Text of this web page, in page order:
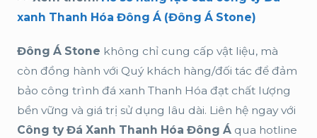
xanh Thanh Hóa Đông Á (Đông Á Stone)
Đông Á Stone không chỉ cung cấp vật liệu, mà
còn đồng hành với Quý khách hàng/đối tác để đảm
bảo công trình đá xanh Thanh Hóa đạt chất lượng
bền vững và giá trị sử dụng lâu dài. Liên hệ ngay với
Công ty Đá Xanh Thanh Hóa Đông Á qua hotline